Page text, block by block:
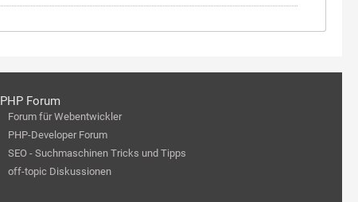
PHP Forum
Forum für Webentwickler
PHP-Developer Forum
SEO - Suchmaschinen Tricks und Tipps
off-topic Diskussionen